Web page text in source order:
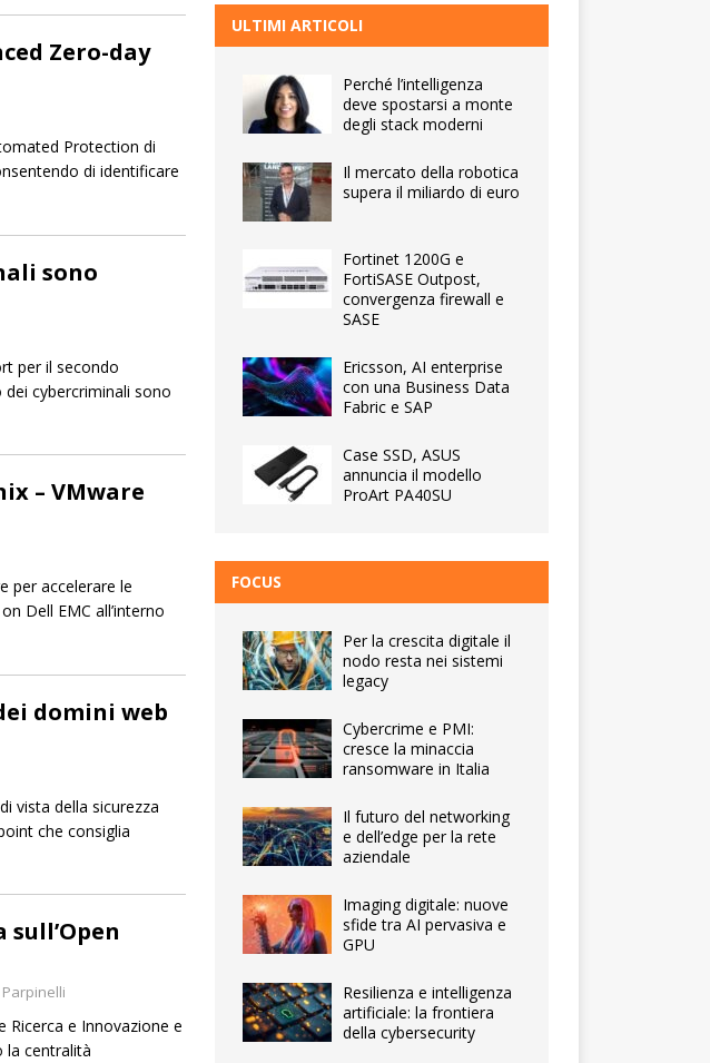
Zero-day
Protection di
di identificare
sono
per il secondo
cybercriminali sono
– VMware
per accelerare le
Dell EMC all’interno
domini web
vista della sicurezza
che consiglia
Ricerca e Innovazione e
la centralità
ULTIMI ARTICOLI
Perché l’intelligenza
deve spostarsi a monte
degli stack moderni
Il mercato della robotica
supera il miliardo di euro
Fortinet 1200G e
FortiSASE Outpost,
convergenza firewall e
SASE
Ericsson, AI enterprise
con una Business Data
Fabric e SAP
Case SSD, ASUS
annuncia il modello
ProArt PA40SU
FOCUS
Per la crescita digitale il
nodo resta nei sistemi
legacy
Cybercrime e PMI:
cresce la minaccia
ransomware in Italia
Il futuro del networking
e dell’edge per la rete
aziendale
Imaging digitale: nuove
sfide tra AI pervasiva e
GPU
Resilienza e intelligenza
artificiale: la frontiera
della cybersecurity